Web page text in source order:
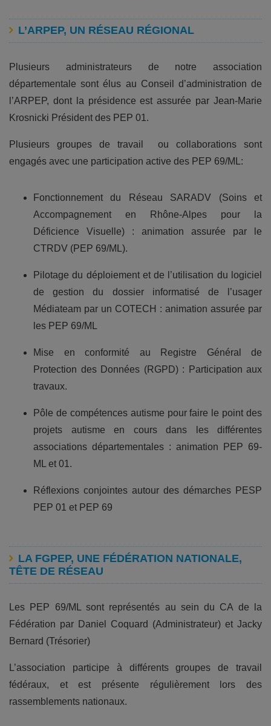
L’ARPEP, UN RÉSEAU RÉGIONAL
Plusieurs administrateurs de notre association
départementale sont élus au Conseil d’administration de
l’ARPEP, dont la présidence est assurée par Jean-Marie
Krosnicki Président des PEP 01.
Plusieurs groupes de travail ou collaborations sont
engagés avec une participation active des PEP 69/ML:
Fonctionnement du Réseau SARADV (Soins et
Accompagnement en Rhône-Alpes pour la
Déficience Visuelle) : animation assurée par le
CTRDV (PEP 69/ML).
Pilotage du déploiement et de l’utilisation du logiciel
de gestion du dossier informatisé de l’usager
Médiateam par un COTECH : animation assurée par
les PEP 69/ML
Mise en conformité au Registre Général de
Protection des Données (RGPD) : Participation aux
travaux.
Pôle de compétences autisme pour faire le point des
projets autisme en cours dans les différentes
associations départementales : animation PEP 69-
ML et 01.
Réflexions conjointes autour des démarches PESP
PEP 01 et PEP 69
LA FGPEP, UNE FÉDÉRATION NATIONALE,
TÊTE DE RÉSEAU
Les PEP 69/ML sont représentés au sein du CA de la
Fédération par Daniel Coquard (Administrateur) et Jacky
Bernard (Trésorier)
L’association participe à différents groupes de travail
fédéraux, et est présente régulièrement lors des
rassemblements nationaux.